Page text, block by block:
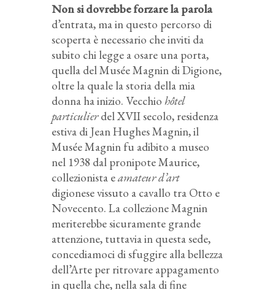
Non si dovrebbe forzare la parola
d’entrata, ma in questo percorso di
scoperta è necessario che inviti da
subito chi legge a osare una porta,
quella del Musée Magnin di Digione,
oltre la quale la storia della mia
donna ha inizio. Vecchio hôtel
particulierdel XVII secolo, residenza
estiva di Jean Hughes Magnin, il
Musée Magnin fu adibito a museo
nel 1938 dal pronipote Maurice,
collezionista eamateur d’art
digionese vissuto a cavallo tra Otto e
Novecento. La collezione Magnin
meriterebbe sicuramente grande
attenzione, tuttavia in questa sede,
concediamoci di sfuggire alla bellezza
dell’Arte per ritrovare appagamento
in quella che, nella sala di fine